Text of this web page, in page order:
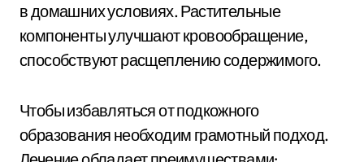
в домашних условиях. Растительные
компоненты улучшают кровообращение,
способствуют расщеплению содержимого.
Чтобы избавляться от подкожного
образования необходим грамотный подход.